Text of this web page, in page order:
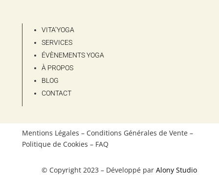
VITA’YOGA
SERVICES
ÉVÈNEMENTS YOGA
À PROPOS
BLOG
CONTACT
Mentions Légales – Conditions Générales de Vente –
Politique de Cookies – FAQ
© Copyright 2023 – Développé parAlony Studio